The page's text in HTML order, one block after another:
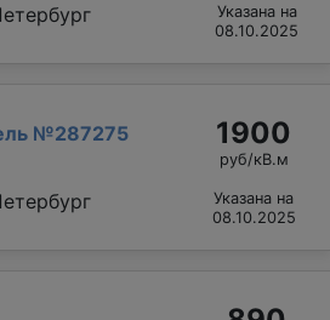
Указана на
08.10.2025
№287275
1900
руб/кВ.м
Указана на
08.10.2025